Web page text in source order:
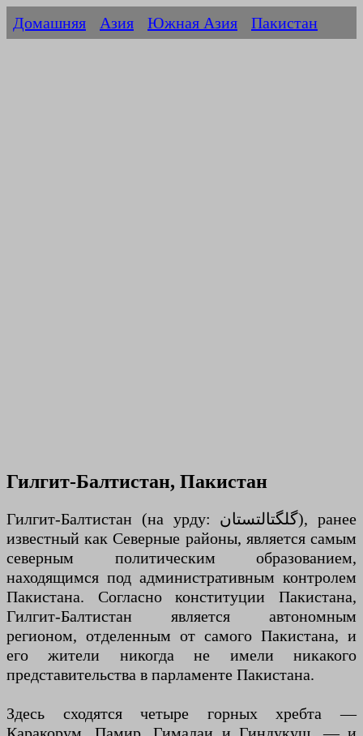
Домашняя Азия Южная Азия Пакистан
Гилгит-Балтистан, Пакистан
Гилгит-Балтистан (на урду: گلگتالتستان), ранее
известный как Северные районы, является самым
северным политическим образованием,
находящимся под административным контролем
Пакистана. Согласно конституции Пакистана,
Гилгит-Балтистан является автономным
регионом, отделенным от самого Пакистана, и
его жители никогда не имели никакого
представительства в парламенте Пакистана.
Здесь сходятся четыре горных хребта —